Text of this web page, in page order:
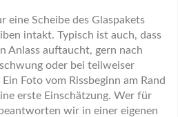
eine Scheibe des Glaspakets
intakt. Typisch ist auch, dass
Anlass auftaucht, gern nach
oder bei teilweiser
Foto vom Rissbeginn am Rand
erste Einschätzung. Wer für
wir in einer eigenen